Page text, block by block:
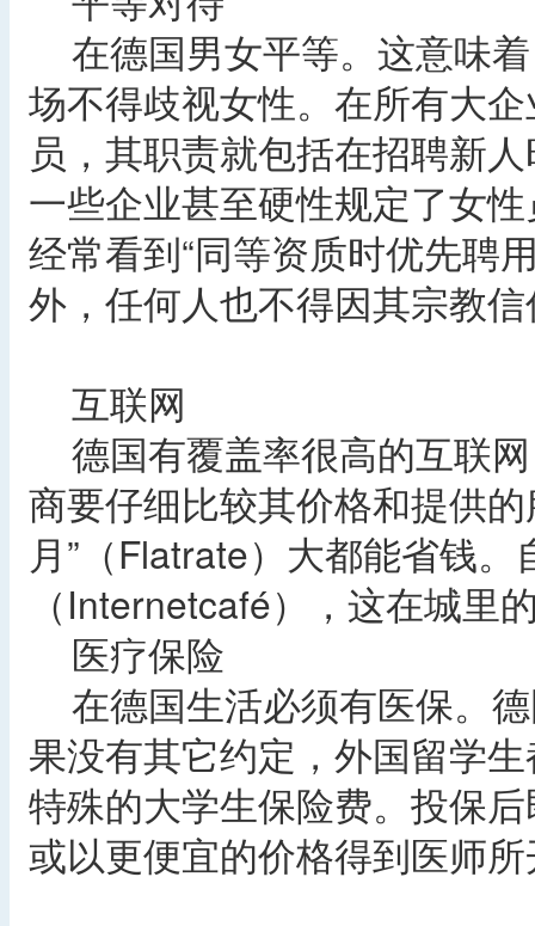
在德国男女平等。这意味
场不得歧视女性。在所有大
员，其职责就包括在招聘新
一些企业甚至硬性规定了女
经常看到“同等资质时优先聘
外，任何人也不得因其宗教
互联网
德国有覆盖率很高的互联
商要仔细比较其价格和提供
月”（Flatrate）大都能省钱
（Internetcafé），这在城里
医疗保险
在德国生活必须有医保。
果没有其它约定，外国留学
特殊的大学生保险费。投保
或以更便宜的价格得到医师